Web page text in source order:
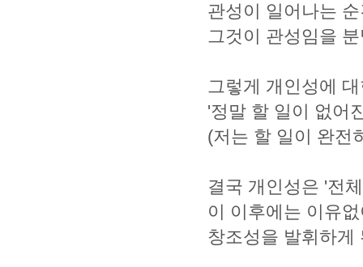
관성이 일어나는
그것이 관성임을
그렇게 개인성에
'정말 할 일이 없어
(저는 할 일이 완전
결국 개인성은 '전
이 이후에는 이유
창조성을 발휘하게